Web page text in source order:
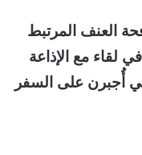
العنف المرتبط
لقاء مع الإذاعة
أُجبرن على السفر